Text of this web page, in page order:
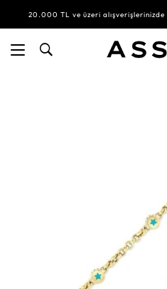
20.000 TL ve üzeri alışverişlerinizde